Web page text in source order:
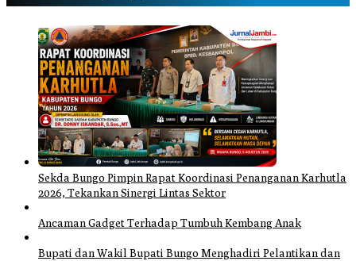
Sekda Bungo Pimpin Rapat Koordinasi Penanganan Karhutla
2026, Tekankan Sinergi Lintas Sektor
Ancaman Gadget Terhadap Tumbuh Kembang Anak
Bupati dan Wakil Bupati Bungo Menghadiri Pelantikan dan